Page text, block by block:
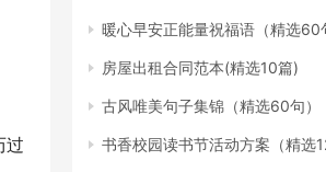
过
暖心早安正能量祝福语（精选60
房屋出租合同范本(精选10篇)
古风唯美句子集锦（精选60句）
书香校园读书节活动方案（精选